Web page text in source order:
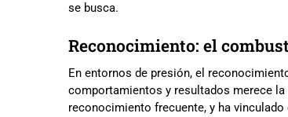
se busca.
Reconocimiento: el
En entornos de presión, el
comportamientos y resultados merece
reconocimiento frecuente, y ha